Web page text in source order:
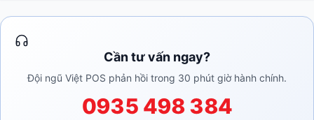
Cần tư vấn ngay?
Đội ngũ Việt POS phản hồi trong 30 phút giờ hành chính.
0935 498 384